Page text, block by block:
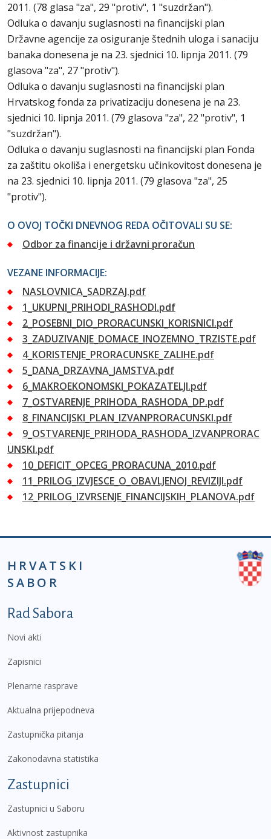
2011. (78 glasa "za", 29 "protiv", 1 "suzdržan").
Odluka o davanju suglasnosti na financijski plan
Državne agencije za osiguranje štednih uloga i sanaciju
banaka donesena je na 23. sjednici 10. lipnja 2011. (79
glasova "za", 27 "protiv").
Odluka o davanju suglasnosti na financijski plan
Hrvatskog fonda za privatizaciju donesena je na 23.
sjednici 10. lipnja 2011. (79 glasova "za", 22 "protiv", 1
"suzdržan").
Odluka o davanju suglasnosti na financijski plan Fonda
za zaštitu okoliša i energetsku učinkovitost donesena je
na 23. sjednici 10. lipnja 2011. (79 glasova "za", 25
"protiv").
O OVOJ TOČKI DNEVNOG REDA OČITOVALI SU SE:
Odbor za financije i državni proračun
VEZANE INFORMACIJE:
NASLOVNICA_SADRZAJ.pdf
1_UKUPNI_PRIHODI_RASHODI.pdf
2_POSEBNI_DIO_PRORACUNSKI_KORISNICI.pdf
3_ZADUZIVANJE_DOMACE_INOZEMNO_TRZISTE.pdf
4_KORISTENJE_PRORACUNSKE_ZALIHE.pdf
5_DANA_DRZAVNA_JAMSTVA.pdf
6_MAKROEKONOMSKI_POKAZATELJI.pdf
7_OSTVARENJE_PRIHODA_RASHODA_DP.pdf
8_FINANCIJSKI_PLAN_IZVANPRORACUNSKI.pdf
9_OSTVARENJE_PRIHODA_RASHODA_IZVANPRORAC
UNSKI.pdf
10_DEFICIT_OPCEG_PRORACUNA_2010.pdf
11_PRILOG_IZVJESCE_O_OBAVLJENOJ_REVIZIJI.pdf
12_PRILOG_IZVRSENJE_FINANCIJSKIH_PLANOVA.pdf
HRVATSKI
SABOR
Podnožje prvi izbornik
Rad Sabora
Novi akti
Zapisnici
Plenarne rasprave
Aktualna prijepodneva
Zastupnička pitanja
Zakonodavna statistika
Zastupnici
Zastupnici u Saboru
Aktivnost zastupnika